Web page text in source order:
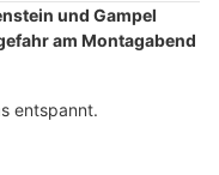
und Gampel
am Montagabend
entspannt.